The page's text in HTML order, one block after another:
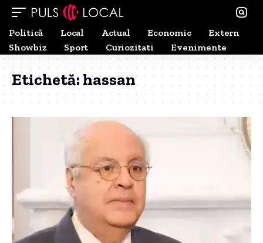
Politică Local Actual Economic
Extern
Showbiz
Sport Curiozitati Evenimente
Etichetă:hassan